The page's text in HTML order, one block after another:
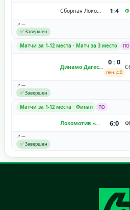
Сборная Локобол 2026 1:4
📍 —
✅ Завершен
Матчи за 1-12 места · Матч за 3 место ПО
Динамо Дагестан
0 : 0
пен. 4:0
📍 —
✅ Завершен
Матчи за 1-12 места · Финал ПО
Локомотив «Черкизово» 6:0
📍 —
✅ Завершен